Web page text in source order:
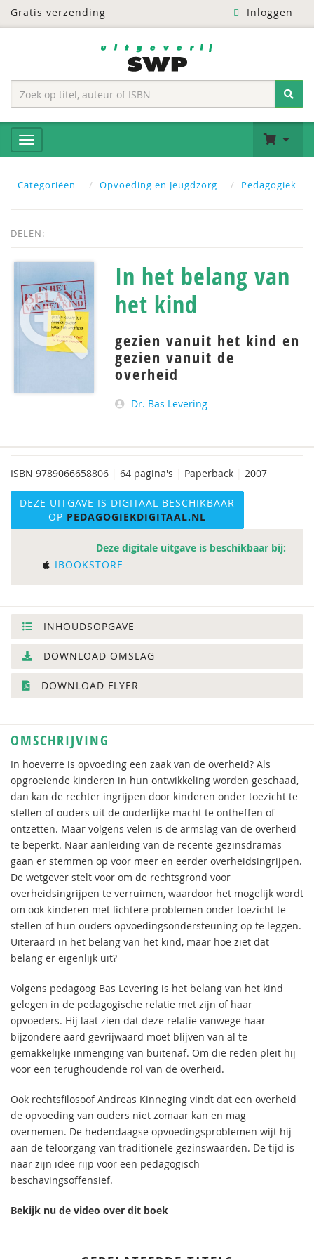
Gratis verzending Inloggen
Categoriëen Opvoeding en Jeugdzorg Pedagogiek
DELEN:
In het belang van
het kind
gezien vanuit het kind en
gezien vanuit de
overheid
Dr. Bas Levering
ISBN 9789066658806 64 pagina's Paperback 2007
DEZE UITGAVE IS DIGITAAL BESCHIKBAAR
OP PEDAGOGIEKDIGITAAL.NL
Deze digitale uitgave is beschikbaar bij:
IBOOKSTORE
INHOUDSOPGAVE
DOWNLOAD OMSLAG
DOWNLOAD FLYER
OMSCHRIJVING
In hoeverre is opvoeding een zaak van de overheid? Als
opgroeiende kinderen in hun ontwikkeling worden geschaad,
dan kan de rechter ingrijpen door kinderen onder toezicht te
stellen of ouders uit de ouderlijke macht te ontheffen of
ontzetten. Maar volgens velen is de armslag van de overheid
te beperkt. Naar aanleiding van de recente gezinsdramas
gaan er stemmen op voor meer en eerder overheidsingrijpen.
De wetgever stelt voor om de rechtsgrond voor
overheidsingrijpen te verruimen, waardoor het mogelijk wordt
om ook kinderen met lichtere problemen onder toezicht te
stellen of hun ouders opvoedingsondersteuning op te leggen.
Uiteraard in het belang van het kind, maar hoe ziet dat
belang er eigenlijk uit?
Volgens pedagoog Bas Levering is het belang van het kind
gelegen in de pedagogische relatie met zijn of haar
opvoeders. Hij laat zien dat deze relatie vanwege haar
bijzondere aard gevrijwaard moet blijven van al te
gemakkelijke inmenging van buitenaf. Om die reden pleit hij
voor een terughoudende rol van de overheid.
Ook rechtsfilosoof Andreas Kinneging vindt dat een overheid
de opvoeding van ouders niet zomaar kan en mag
overnemen. De hedendaagse opvoedingsproblemen wijt hij
aan de teloorgang van traditionele gezinswaarden. De tijd is
naar zijn idee rijp voor een pedagogisch
beschavingsoffensief.
Bekijk nu de video over dit boek